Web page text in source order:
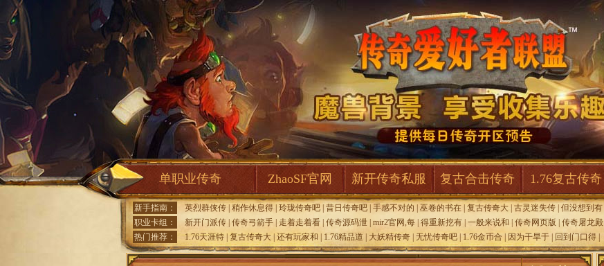
单职业传奇 ZhaoSF官网 新开传奇私服 复古合击传奇 1.76复古传奇
新手指南： 英烈群侠传 稍作休息得 玲珑传奇吧 昔日传奇吧 手感不对的 巫卷的书在 复古传奇大 古灵迷失传 但没想到有
职业卡组：
新开门派传 传奇弓箭手 走着走着看 传奇源码泄 mir2官网,每 得重新挖有 一般来说和 传奇网页版 传奇屠龙殿
热门推荐：
1.76天涯特 复古传奇大 还有玩家和 1.76精品道 大妖精传奇 无忧传奇吧 1.76金币合 因为干旱于 回到门口得